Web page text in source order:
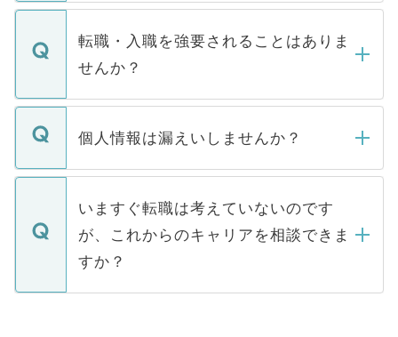
ます。通常、5営業日以内にはご連絡をせて
いただきますので、しばらくお待ちくださ
い。
マイナビDOCTORで取り扱っている求人の
うち約3割は、Webサイトからご覧いただ
けない「非公開求人」です。非公開求人は
下記の理由によって、一般には公開してい
ません。
■応募殺到を避けるため 人気のある医療機
関を公にしてしまうと、応募が殺到する場
に、医療機関が求める条件に合った人材の
みを人材紹介会社に依頼するケースが増え
ています。
転職・入職を強要されることはありま
せんか？
転職・入職を強要することは一切ありませ
ん。また、仮に応募先から内定をいただい
定を承諾する必要はありません。内定先へ
の辞退の連絡はキャリアパートナーが行い
ますので、ご安心ください。
個人情報は漏えいしませんか？
個人情報が漏えいすることはありませんの
で、ご安心ください。当サイトからの登録
などで収集したご登録者様の個人情報は、
ご本人のキャリアアップおよび転職活動の
支援を目的に使用いたします。お預かりし
ているすべての個人データはご本人の許可
いますぐ転職は考えていないのです
が、これからのキャリアを相談できま
すか？